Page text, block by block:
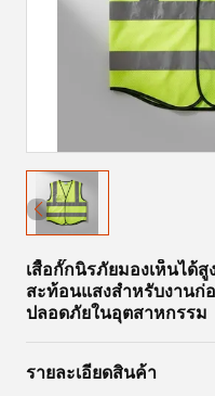
เสื้อกั๊กนิรภัยมองเห็นได้
สะท้อนแสงสำหรับงานก่
ปลอดภัยในอุตสาหกรรม
รายละเอียดสินค้า